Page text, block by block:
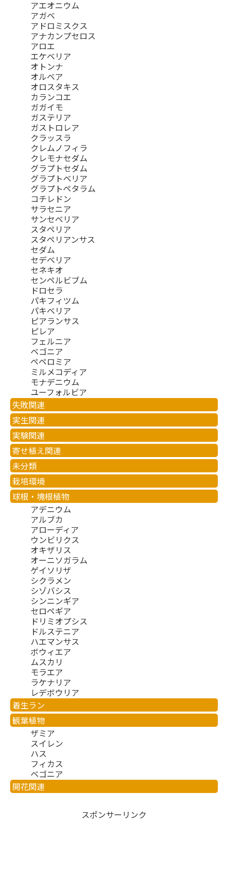
アエオニウム
アガベ
アドロミスクス
アナカンプセロス
アロエ
エケベリア
オトンナ
オルベア
オロスタキス
カランコエ
ガガイモ
ガステリア
ガストロレア
クラッスラ
クレムノフィラ
クレモナセダム
グラプトセダム
グラプトベリア
グラプトペタラム
コチレドン
サラセニア
サンセベリア
スタペリア
スタペリアンサス
セダム
セデベリア
セネキオ
センペルビブム
ドロセラ
パキフィツム
パキベリア
ピアランサス
ピレア
フェルニア
ベゴニア
ペペロミア
ミルメコディア
モナデニウム
ユーフォルビア
失敗関連
実生関連
実験関連
寄せ植え関連
未分類
栽培環境
球根・塊根植物
アデニウム
アルブカ
アローディア
ウンビリクス
オキザリス
オーニソガラム
ゲイソリザ
シクラメン
シゾバシス
シンニンギア
セロペギア
ドリミオプシス
ドルステニア
ハエマンサス
ボウィエア
ムスカリ
モラエア
ラケナリア
レデボウリア
着生ラン
観葉植物
ザミア
スイレン
ハス
フィカス
ベゴニア
開花関連
スポンサーリンク